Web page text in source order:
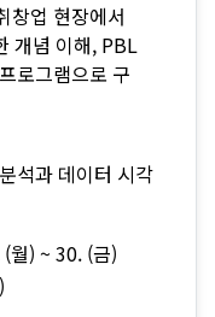
창업 현장에서
개념 이해, PBL
로그램으로 구
석과 데이터 시각
월) ~ 30. (금)